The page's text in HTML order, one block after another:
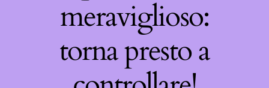
meraviglioso:
torna presto a